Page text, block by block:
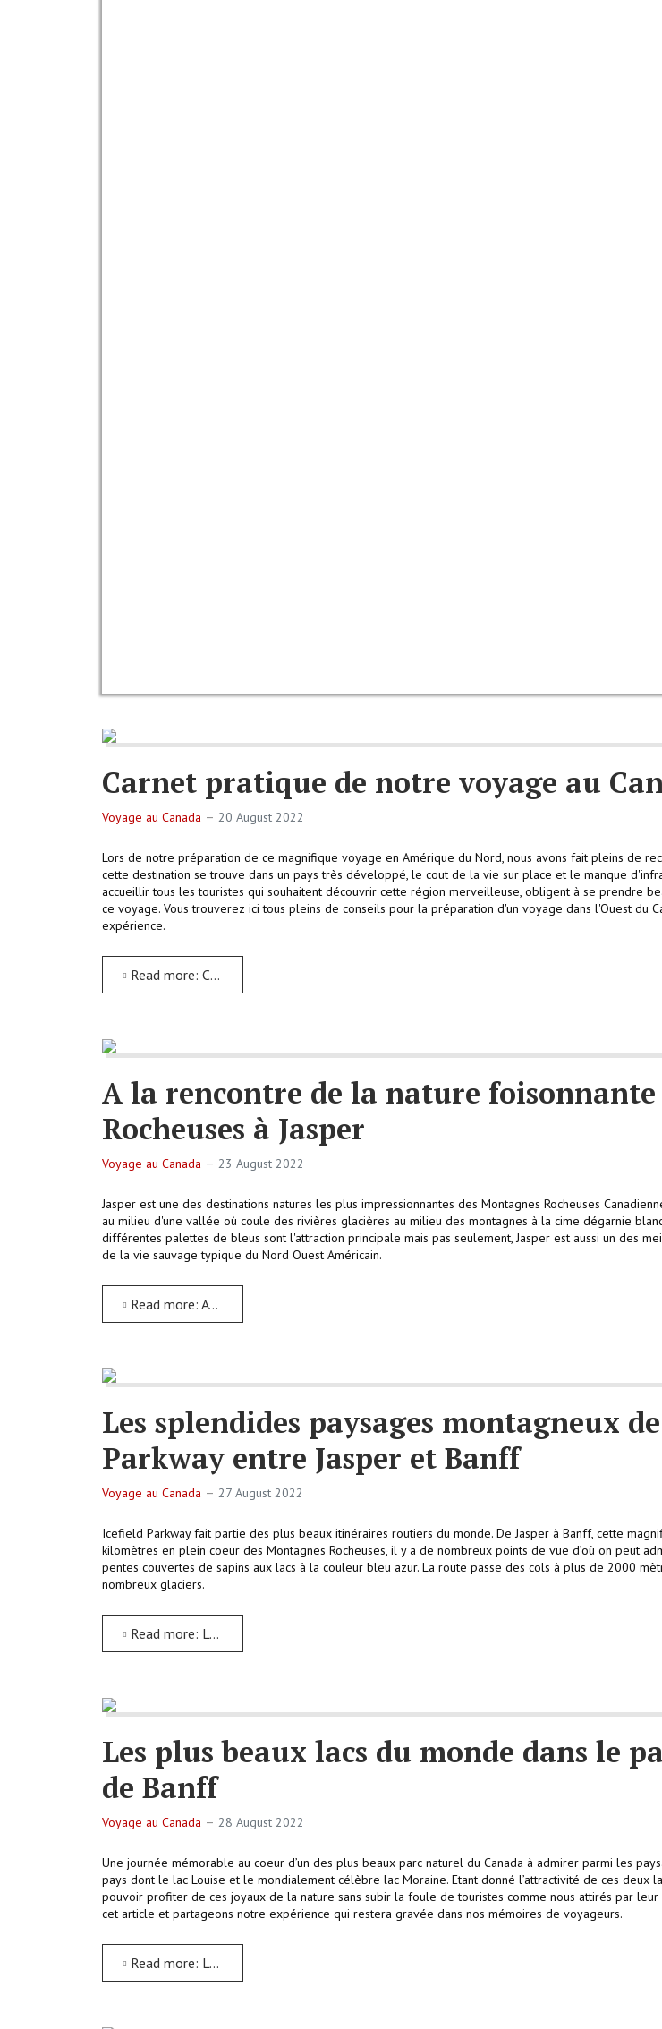
Carnet pratique de notre voyage au
Voyage au Canada 20 August 2022
Lors de notre préparation de ce magnifique voyage en Amérique du Nord, nous avons fait pleins de
cette destination se trouve dans un pays très développé, le cout de la vie sur place et le manque
accueillir tous les touristes qui souhaitent découvrir cette région merveilleuse, obligent à se prendre
ce voyage. Vous trouverez ici tous pleins de conseils pour la préparation d'un voyage dans l'Ouest du
expérience.
Read more: Carnet pratique de notre voyage au Canada
A la rencontre de la nature foisonnante
Rocheuses à Jasper
Voyage au Canada 23 August 2022
Jasper est une des destinations natures les plus impressionnantes des Montagnes Rocheuses
au milieu d'une vallée où coule des rivières glacières au milieu des montagnes à la cime dégarnie
différentes palettes de bleus sont l'attraction principale mais pas seulement, Jasper est aussi un des
de la vie sauvage typique du Nord Ouest Américain.
Read more: A la rencontre de la nature foisonnante des Rocheuses à Jasper
Les splendides paysages montagneux
Parkway entre Jasper et Banff
Voyage au Canada 27 August 2022
Icefield Parkway fait partie des plus beaux itinéraires routiers du monde. De Jasper à Banff, cette
kilomètres en plein coeur des Montagnes Rocheuses, il y a de nombreux points de vue d’où on peut
pentes couvertes de sapins aux lacs à la couleur bleu azur. La route passe des cols à plus de 2000
nombreux glaciers.
Read more: Les splendides paysages montagneux de Icefield Parkway entre Jasper et Banff
Les plus beaux lacs du monde dans le
de Banff
Voyage au Canada 28 August 2022
Une journée mémorable au coeur d’un des plus beaux parc naturel du Canada à admirer parmi les
pays dont le lac Louise et le mondialement célèbre lac Moraine. Etant donné l’attractivité de ces deux
pouvoir profiter de ces joyaux de la nature sans subir la foule de touristes comme nous attirés par
cet article et partageons notre expérience qui restera gravée dans nos mémoires de voyageurs.
Read more: Les plus beaux lacs du monde dans le parc national de Banff